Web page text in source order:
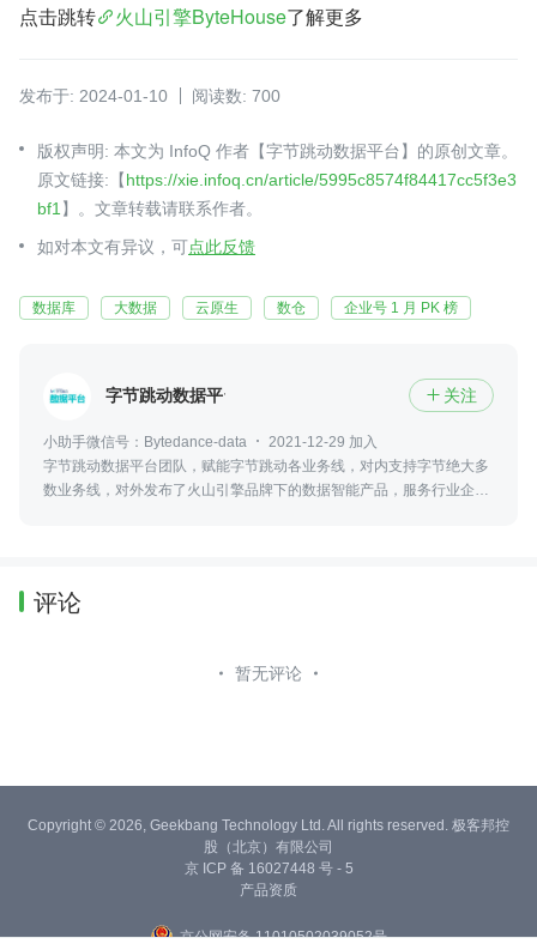
点击跳转 火山引擎ByteHouse了解更多
发布于: 2024-01-10 阅读数: 700
版权声明: 本文为 InfoQ 作者【字节跳动数据平台】的原创文章。
原文链接:【https://xie.infoq.cn/article/5995c8574f84417cc5f3e3
bf1 】。文章转载请联系作者。
如对本文有异议，可点此反馈
数据库 大数据 云原生 数仓 企业号 1 月 PK 榜
字节跳动数据平台  关注
小助手微信号：Bytedance-data
2021-12-29 加入
字节跳动数据平台团队，赋能字节跳动各业务线，对内支持字节绝大多
数业务线，对外发布了火山引擎品牌下的数据智能产品，服务行业企业
评论
暂无评论
Copyright © 2026, Geekbang Technology Ltd. All rights reserved. 极客邦控
股（北京）有限公司
京 ICP 备 16027448 号 - 5
产品资质
京公网安备 11010502039052号